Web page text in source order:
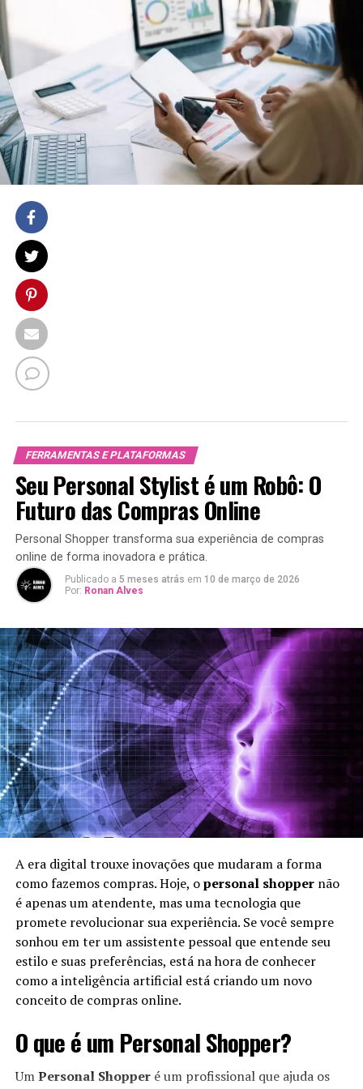
FERRAMENTAS E PLATAFORMAS
Seu Personal Stylist é um Robô: O
Futuro das Compras Online
Personal Shopper transforma sua experiência de compras
online de forma inovadora e prática.
Publicado a 5 meses atrás em 10 de março de 2026
Por: Ronan Alves
A era digital trouxe inovações que mudaram a forma
como fazemos compras. Hoje, opersonal shoppernão
é apenas um atendente, mas uma tecnologia que
promete revolucionar sua experiência. Se você sempre
sonhou em ter um assistente pessoal que entende seu
estilo e suas preferências, está na hora de conhecer
como a inteligência artificial está criando um novo
conceito de compras online.
O que é um Personal Shopper?
UmPersonal Shopperé um profissional que ajuda os